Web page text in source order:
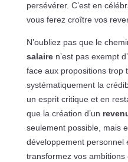
persévérer. C’est en
vous ferez croître vos
N’oubliez pas que le
salairen’est pas exempt
face aux propositions trop
systématiquement la
un esprit critique et en
que la création d’un
seulement possible, mais
développement personnel
transformez vos ambitions